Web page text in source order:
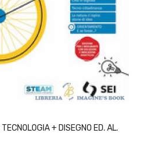
+ DISEGNO ED. AL.
ACQUISTA